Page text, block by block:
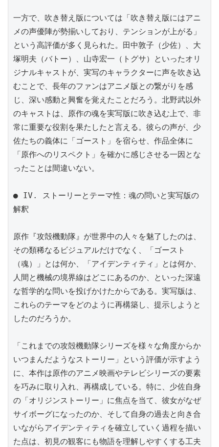
一方で、吹き替え版については「吹き替え版にはアニ
メの声優陣が勢揃いしており、テンションが上がる」
という高評価が多く見られた。田中敦子（少佐）、大
塚明夫（バトー）、山寺宏一（トグサ）といったオリ
ジナルキャストが、実写のキャラクターに声を吹き込
むことで、長年のファンはアニメ版との繋がりを感
じ、深い感動と興奮を覚えたことだろう。北野武以外
のキャストは、原作の魂を実写版に吹き込む上で、非
常に重要な役割を果たしたと言える。彼らの声が、少
佐たちの義体に「ゴースト」を宿らせ、作品全体に
「原作へのリスペクト」を確かに感じさせる一因とな
ったことは間違いない。
● IV. ストーリーとテーマ性：魂の問いと実写版の
解釈
原作『攻殻機動隊』が世界中の人々を魅了したのは、
その類稀なるビジュアルだけでなく、「ゴースト
（魂）」とは何か、「アイデンティティ」とは何か、
人間と機械の境界線はどこにあるのか、といった深遠
な哲学的な問いを投げかけたからである。実写版は、
これらのテーマをどのように再構築し、提示しようと
したのだろうか。
「これまでの攻殻機動隊シリーズを様々な角度からか
いつまんだようなストーリー」という評価が示すよう
に、本作は原作のアニメ映画やテレビシリーズの要素
を巧みに取り入れ、再構成している。特に、少佐自身
の「オリジンストーリー」に焦点を当て、彼女がなぜ
サイボーグになったのか、そして自身の過去と向き合
いながらアイデンティティを確立していく過程を描い
た点は、初見の観客にも物語を理解しやすくする工夫